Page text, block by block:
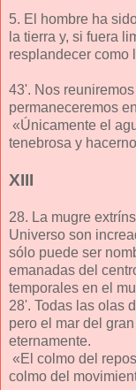
5. El hombre ha
la tierra y, si fuera
resplandecer como
43'. Nos
permaneceremos
«Únicamente el
tenebrosa y
XIII
28. La mugre
Universo son
sólo puede ser
emanadas del
temporales en el
28'. Todas las olas
pero el mar del
eternamente.
«El colmo del
colmo del